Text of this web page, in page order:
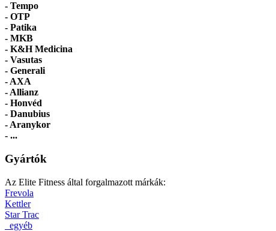
- Tempo
- OTP
- Patika
- MKB
- K&H Medicina
- Vasutas
- Generali
- AXA
- Allianz
- Honvéd
- Danubius
- Aranykor
- ...
Gyártók
Az Elite Fitness által forgalmazott márkák:
Frevola
Kettler
Star Trac
_egyéb